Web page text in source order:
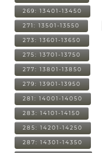
269: 13401-13450
271: 13501-13550
273: 13601-13650
275: 13701-13750
277: 13801-13850
279: 13901-13950
281: 14001-14050
283: 14101-14150
285: 14201-14250
287: 14301-14350